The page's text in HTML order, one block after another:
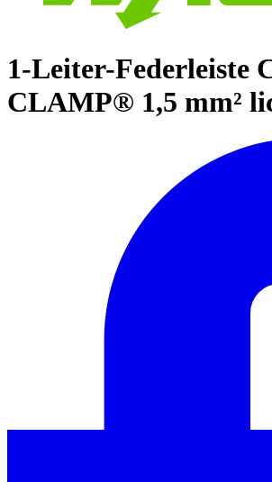
1-Leiter-Federleiste
CLAMP® 1,5 mm²